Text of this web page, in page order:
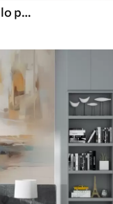
Futbolista dinámico con un estilo poco polvoriento, golpeando el balón